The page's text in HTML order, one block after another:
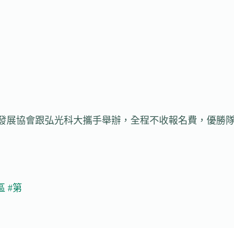
協會跟弘光科大攜手舉辦，全程不收報名費，優勝
#第